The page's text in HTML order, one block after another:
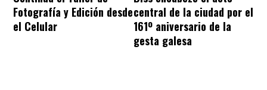
Fotografía y Edición desde
el Celular
central de la ciudad por el
161º aniversario de la
gesta galesa